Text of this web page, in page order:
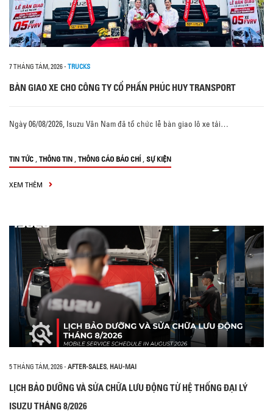
7 THÁNG TÁM, 2026- TRUCKS
BÀN GIAO XE CHO CÔNG TY CỔ PHẦN PHÚC HUY TRANSPORT
Ngày 06/08/2026, Isuzu Vân Nam đã tổ chức lễ bàn giao lô xe tải…
TIN TỨC , THÔNG TIN , THÔNG CÁO BÁO CHÍ , SỰ KIỆN
XEM THÊM
5 THÁNG TÁM, 2026- AFTER-SALES, HAU-MAI
LỊCH BẢO DƯỠNG VÀ SỬA CHỮA LƯU ĐỘNG TỪ HỆ THỐNG ĐẠI LÝ
ISUZU THÁNG 8/2026